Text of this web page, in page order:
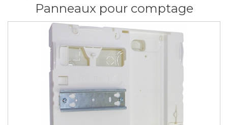
Panneaux pour comptage